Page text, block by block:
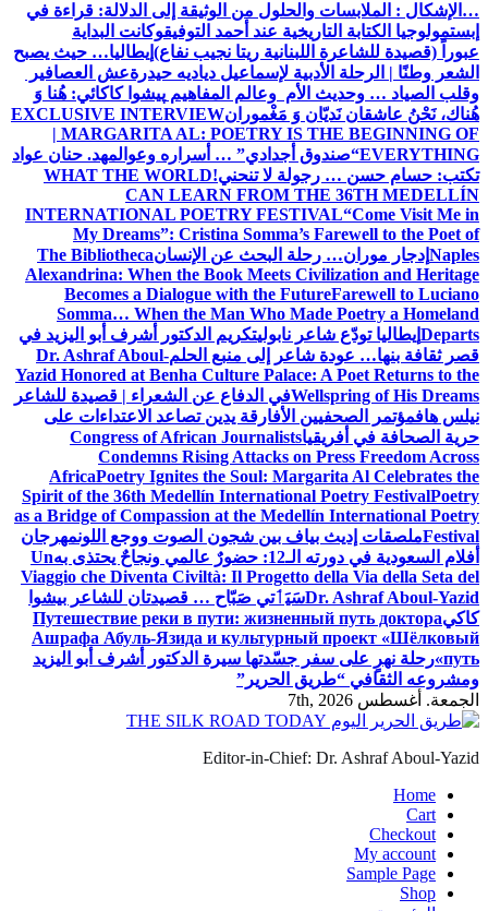
…الإشكال : الملابسات والحلول من الوثيقة إلى الدلالة: قراءة في
إبستمولوجيا الكتابة التاريخية عند أحمد التوفيقوكانت البداية
عبوراً (قصيدة للشاعرة اللبنانية ريتا نجيب نفاع) إيطاليا… حيث يصبح
الشعر وطنًا | الرحلة الأدبية لإسماعيل دياديه حيدرةعش العصافير
وقلب الصياد … وحديث الأم وعالم المفاهيم پیشوا کاکائي: هُنا وَ
هُناك، نَحْنُ عاشقان نَديّان وَ مَغْمورانEXCLUSIVE INTERVIEW
| MARGARITA AL: POETRY IS THE BEGINNING OF
EVERYTHING“صندوق أجدادي” … أسراره وعوالمهد. حنان عواد
تكتب: حسام حسن … رجولة لا تنحني!WHAT THE WORLD
CAN LEARN FROM THE 36TH MEDELLÍN
INTERNATIONAL POETRY FESTIVAL“Come Visit Me in
My Dreams”: Cristina Somma’s Farewell to the Poet of
Naples إدجار موران… رحلة البحث عن الإنسانThe Bibliotheca
Alexandrina: When the Book Meets Civilization and Heritage
Becomes a Dialogue with the FutureFarewell to Luciano
Somma… When the Man Who Made Poetry a Homeland
Departs إيطاليا تودّع شاعر نابوليتكريم الدكتور أشرف أبو اليزيد في
قصر ثقافة بنها… عودة شاعر إلى منبع الحلمDr. Ashraf Aboul-
Yazid Honored at Benha Culture Palace: A Poet Returns to the
Wellspring of His Dreamsفي الدفاع عن الشعراء | قصيدة للشاعر
نيلس هافمؤتمر الصحفيين الأفارقة يدين تصاعد الاعتداءات على
حرية الصحافة في أفريقياCongress of African Journalists
Condemns Rising Attacks on Press Freedom Across
AfricaPoetry Ignites the Soul: Margarita Al Celebrates the
Spirit of the 36th Medellín International Poetry FestivalPoetry
as a Bridge of Compassion at the Medellín International Poetry
Festivalملصقات إديث بياف بين شجون الصوت ووجع اللونمهرجان
أفلام السعودية في دورته الـ12: حضورٌ عالمي ونجاحٌ يحتذى به
Un
Viaggio che Diventa Civiltà: Il Progetto della Via della Seta del
Dr. Ashraf Aboul-Yazidسَيَٲتي صَبّاح … قصيدتان للشاعر بيشوا
كاكيПутешествие реки в пути: жизненный путь доктора
Ашрафа Абуль-Язида и культурный проект «Шёлковый
путь» رحلة نهرٍ على سفر جسّدتها سيرة الدكتور أشرف أبو اليزيد
ومشروعه الثقافي “طريق الحرير”
الجمعة. أغسطس 7th, 2026
Editor-in-Chief: Dr. Ashraf Aboul-Yazid
Home
Cart
Checkout
My account
Sample Page
Shop